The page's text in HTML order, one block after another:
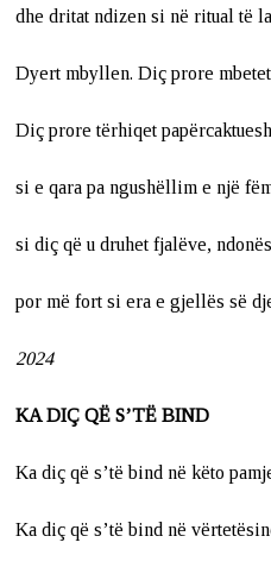
dhe dritat ndizen si në ritual të
Dyert mbyllen. Diç prore mbetet
Diç prore tërhiqet
si e qara pa ngushëllim e një
si diç që u druhet fjalëve,
por më fort si era e gjellës së
2024
KA DIÇ QË S’TË BIND
Ka diç që s’të bind në këto
Ka diç që s’të bind në